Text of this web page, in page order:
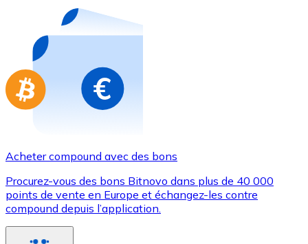
Nouveau
Achetez des cartes-cadeaux de vos marques
Aller à la boutique de cartes-cadeaux
Acheter compound avec des bons
Procurez-vous des bons Bitnovo dans plus de 40 000
points de vente en Europe et échangez-les contre
compound depuis l’application.